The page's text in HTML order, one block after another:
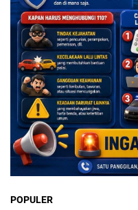
POPULER